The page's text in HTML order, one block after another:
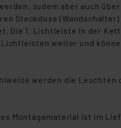
zudem aber auch
Steckdose
Die 1. Lichtleiste in der
weiter und
werden die
Montagematerial ist im